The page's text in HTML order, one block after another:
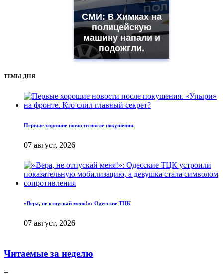
СМИ: В Химках на
полицейскую
машину напали и
подожгли.
ТЕМЫ ДНЯ
Первые хорошие новости после покушения.
07 август, 2026
«Вера, не отпускай меня!»: Одесские ТЦК
07 август, 2026
Читаемые за неделю